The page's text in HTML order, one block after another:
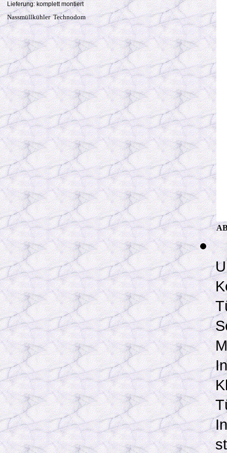
Lieferung: komplett montiert
Nassmüllkühler Technodom